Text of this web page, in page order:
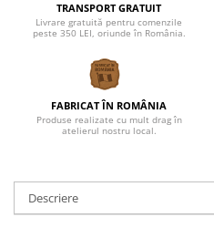
TRANSPORT GRATUIT
Livrare gratuită pentru comenzile
peste 350 LEI, oriunde în România.
FABRICAT ÎN ROMÂNIA
Produse realizate cu mult drag în
atelierul nostru local.
Descriere